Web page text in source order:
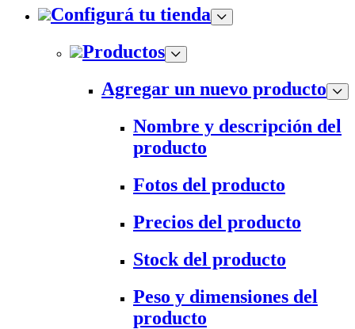
Configurá tu tienda
Productos
Agregar un nuevo producto
Nombre y descripción del
producto
Fotos del producto
Precios del producto
Stock del producto
Peso y dimensiones del
producto